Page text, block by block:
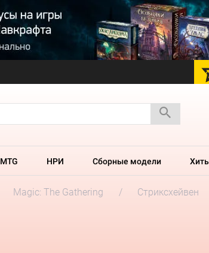
MTG НРИ Сборные модели
Magic: The Gathering
Стриксхейвен